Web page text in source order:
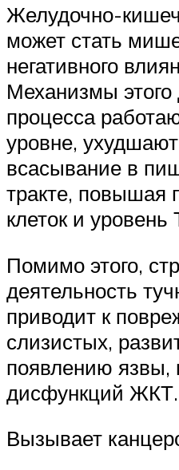
Желудочно-
может стать
негативного
Механизмы этого
процесса
уровне,
всасывание в
тракте, повышая
клеток и
Помимо этого,
деятельность
приводит к
слизистых,
появлению язвы,
дисфункций ЖКТ.
Вызывает